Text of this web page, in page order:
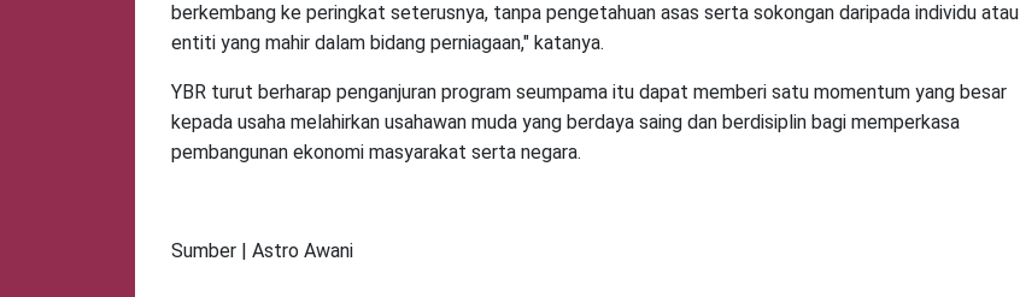
berkembang ke peringkat seterusnya, tanpa pengetahuan asas serta sokongan daripada individu atau
entiti yang mahir dalam bidang perniagaan," katanya.
YBR turut berharap penganjuran program seumpama itu dapat memberi satu momentum yang besar
kepada usaha melahirkan usahawan muda yang berdaya saing dan berdisiplin bagi memperkasa
pembangunan ekonomi masyarakat serta negara.
Sumber | Astro Awani